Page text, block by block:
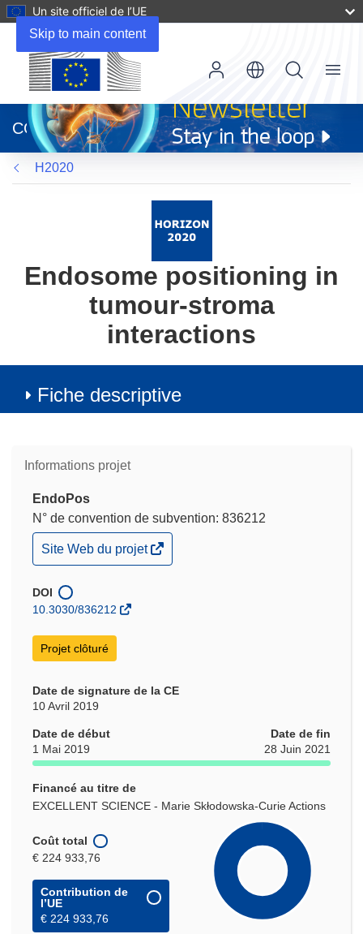
Skip to main content
Un site officiel de l’UE
dans
une
nouvelle
fenêtre)
CORDIS
Menu
H2020
Endosome positioning in
tumour-stroma
interactions
Fiche descriptive
Informations projet
EndoPos
N° de convention de subvention: 836212
(s’ouvre
dans
nouvelle
fenêtre)
Site Web du projet
DOI
10.3030/836212
Projet clôturé
Date de signature de la CE
10 Avril 2019
Date de début
1 Mai 2019
Date de fin
28 Juin 2021
Financé au titre de
EXCELLENT SCIENCE - Marie Skłodowska-Curie Actions
Coût total
€ 224 933,76
Contribution de
l’UE
€ 224 933,76